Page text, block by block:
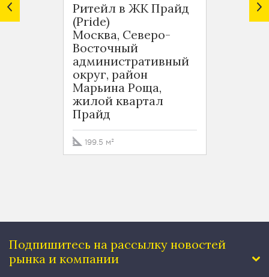
Ритейл в ЖК Прайд
(Pride)
Москва, Северо-
Восточный
административный
округ, район
Марьина Роща,
жилой квартал
Прайд
199.5 м²
Подпишитесь на рассылку новостей
рынка и компании